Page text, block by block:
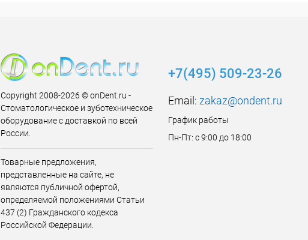
Copyright 2008-2026 © onDent.ru -
Стоматологическое и зуботехническое
оборудование с доставкой по всей
России.
Товарные предложения,
представленные на сайте, не
являются публичной офертой,
определяемой положениями Статьи
437 (2) Гражданского кодекса
Российской Федерации.
+7(495) 509-23-26
Email: zakaz@ondent.ru
График работы
Пн-Пт: с 9:00 до 18:00